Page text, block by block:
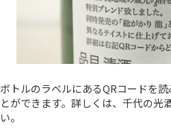
ボトルのラベルにあるQRコードを
とができます。詳しくは、千代の光
い。